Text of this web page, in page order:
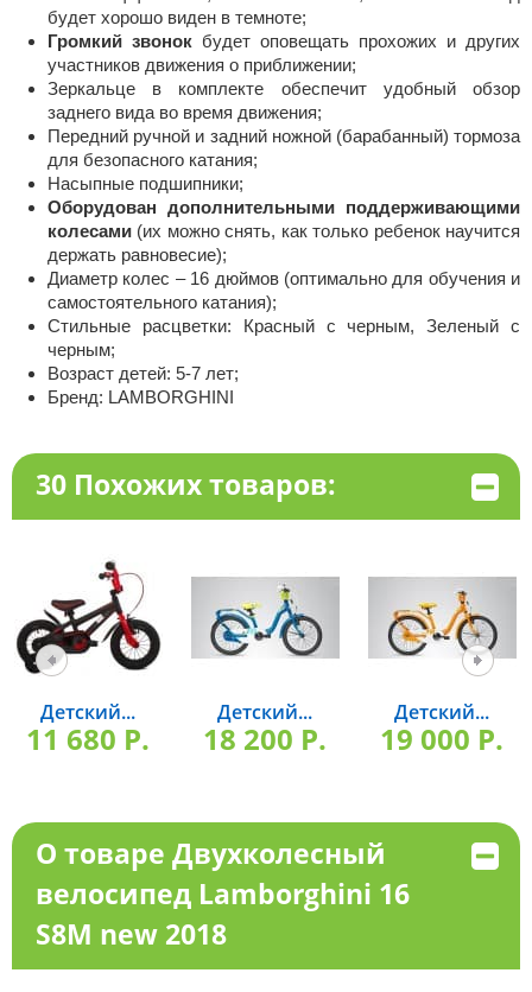
будет хорошо виден в темноте;
Громкий звонокбудет оповещать прохожих и других
участников движения о приближении;
Зеркальце в комплекте обеспечит удобный обзор
заднего вида во время движения;
Передний ручной и задний ножной (барабанный) тормоза
для безопасного катания;
Насыпные подшипники;
Оборудован дополнительными поддерживающими
колесами(их можно снять, как только ребенок научится
держать равновесие);
Диаметр колес – 16 дюймов (оптимально для обучения и
самостоятельного катания);
Стильные расцветки: Красный с черным, Зеленый с
черным;
Возраст детей: 5-7 лет;
Бренд: LAMBORGHINI
30 Похожих товаров:
Детский...
11 680 P.
Детский...
18 200 P.
Детский...
19 000 P.
О товаре Двухколесный
велосипед Lamborghini 16
S8M new 2018